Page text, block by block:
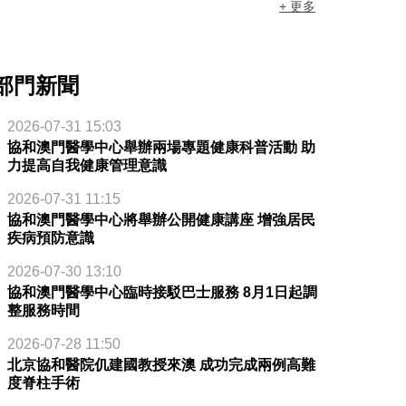
+ 更多
門新聞
2026-07-31 15:03
協和澳門醫學中心舉辦兩場專題健康科普活動 助
力提高自我健康管理意識
2026-07-31 11:15
協和澳門醫學中心將舉辦公開健康講座 增強居民
疾病預防意識
2026-07-30 13:10
協和澳門醫學中心臨時接駁巴士服務 8月1日起調
整服務時間
2026-07-28 11:50
北京協和醫院仉建國教授來澳 成功完成兩例高難
度脊柱手術